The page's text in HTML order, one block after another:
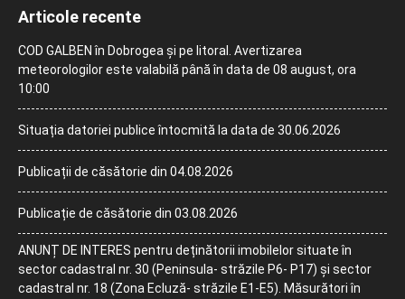
Articole recente
COD GALBEN în Dobrogea și pe litoral. Avertizarea
meteorologilor este valabilă până în data de 08 august, ora
10:00
Situația datoriei publice întocmită la data de 30.06.2026
Publicații de căsătorie din 04.08.2026
Publicație de căsătorie din 03.08.2026
ANUNȚ DE INTERES pentru deținătorii imobilelor situate în
sector cadastral nr. 30 (Peninsula- străzile P6- P17) și sector
cadastral nr. 18 (Zona Ecluză- străzile E1-E5). Măsurători în